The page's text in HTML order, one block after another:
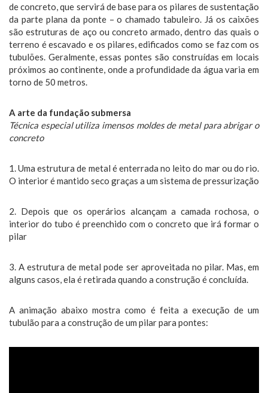
de concreto, que servirá de base para os pilares de sustentação
da parte plana da ponte – o chamado tabuleiro. Já os caixões
são estruturas de aço ou concreto armado, dentro das quais o
terreno é escavado e os pilares, edificados como se faz com os
tubulões. Geralmente, essas pontes são construídas em locais
próximos ao continente, onde a profundidade da água varia em
torno de 50 metros.
A arte da fundação submersa
Técnica especial utiliza imensos moldes de metal para abrigar o
concreto
1. Uma estrutura de metal é enterrada no leito do mar ou do rio.
O interior é mantido seco graças a um sistema de pressurização
2. Depois que os operários alcançam a camada rochosa, o
interior do tubo é preenchido com o concreto que irá formar o
pilar
3. A estrutura de metal pode ser aproveitada no pilar. Mas, em
alguns casos, ela é retirada quando a construção é concluída.
A animação abaixo mostra como é feita a execução de um
tubulão para a construção de um pilar para pontes: